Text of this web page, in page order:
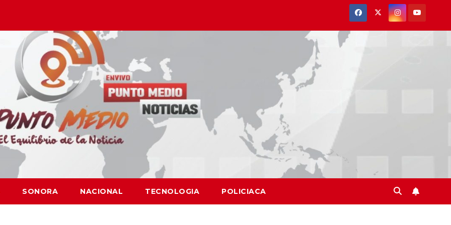
SONORA NACIONAL TECNOLOGIA POLICIACA